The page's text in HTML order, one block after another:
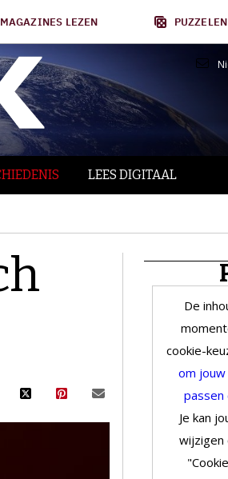
LEZEN PUZZELEN
LEES DIGITAAL
De
cookie-
om
passen
Je kan
wijzigen